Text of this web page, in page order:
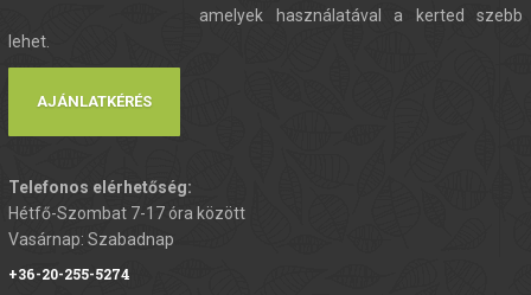
amelyek használatával a kerted szebb
lehet.
AJÁNLATKÉRÉS
Telefonos elérhetőség:
Hétfő-Szombat 7-17 óra között
Vasárnap: Szabadnap
+36-20-255-5274